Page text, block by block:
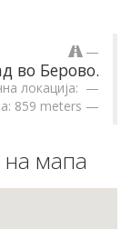
во Берово.
локација:
859 meters
на мапа